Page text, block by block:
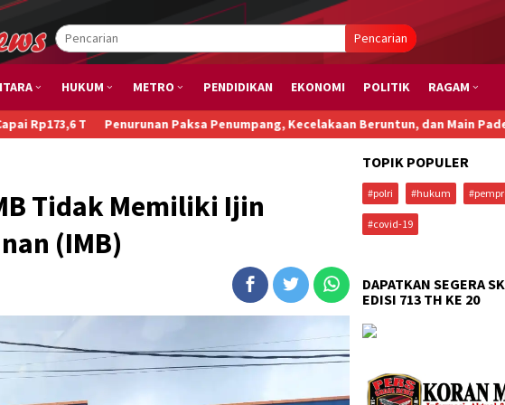
Pencarian
HUKUM METRO PENDIDIKAN EKONOMI POLITIK RAGAM
Paksa Penumpang, Kecelakaan Beruntun, dan Main Padel di Bali: Saatnya
Tidak Memiliki Ijin
(IMB)
TOPIK POPULER
#polri #hukum
#covid-19
DAPATKAN SEGERA
EDISI 713 TH KE 20